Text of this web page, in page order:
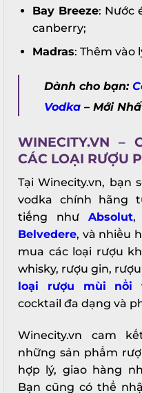
Bay Breeze: Nước
canberry;
Madras: Thêm vào
Dành cho bạn:
Vodka – Mới
WINECITY.VN –
CÁC LOẠI RƯỢU
Tại Winecity.vn, bạn
vodka chính hãng
tiếng như Absolut,
Belvedere, và nhiều
mua các loại rượu
whisky, rượu gin,
loại rượu mùi nổi
cocktail đa dạng và
Winecity.vn cam
những sản phẩm
hợp lý, giao hàng
Bạn cũng có thể